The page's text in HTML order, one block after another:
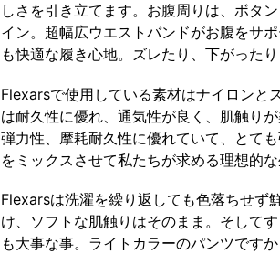
しさを引き立てます。お腹周りは、ボタ
イン。超幅広ウエストバンドがお腹をサ
も快適な履き心地。ズレたり、下がったり
Flexarsで使用している素材はナイロンと
は耐久性に優れ、通気性が良く、肌触り
弾力性、摩耗耐久性に優れていて、とて
をミックスさせて私たちが求める理想的
Flexarsは洗濯を繰り返しても色落ちせず
け、ソフトな肌触りはそのまま。そして
も大事な事。ライトカラーのパンツです